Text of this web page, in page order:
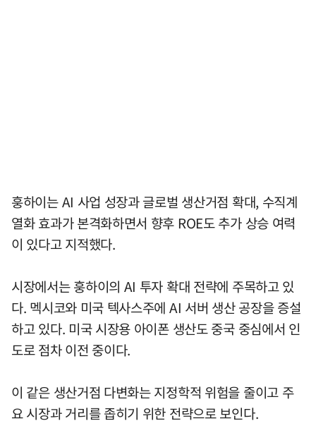
훙하이는 AI 사업 성장과 글로벌 생산거점 확대, 수직계
열화 효과가 본격화하면서 향후 ROE도 추가 상승 여력
이 있다고 지적했다.
시장에서는 훙하이의 AI 투자 확대 전략에 주목하고 있
다. 멕시코와 미국 텍사스주에 AI 서버 생산 공장을 증설
하고 있다. 미국 시장용 아이폰 생산도 중국 중심에서 인
도로 점차 이전 중이다.
이 같은 생산거점 다변화는 지정학적 위험을 줄이고 주
요 시장과 거리를 좁히기 위한 전략으로 보인다.